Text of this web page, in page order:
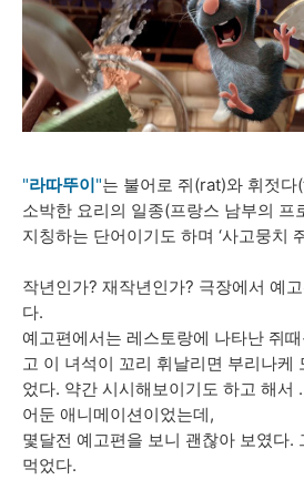
"라따뚜이"는 불어로 쥐(rat)와 휘젓
소박한 요리의 일종(프랑스 남부의 프
지칭하는 단어이기도 하며 ‘사고뭉치
작년인가? 재작년인가? 극장에서 예
다.
예고편에서는 레스토랑에 나타난 쥐
고 이 녀석이 꼬리 휘날리면 부리나케
었다. 약간 시시해보이기도 하고 해서
어둔 애니메이션이었는데,
몇달전 예고편을 보니 괜찮아 보였다.
먹었다.